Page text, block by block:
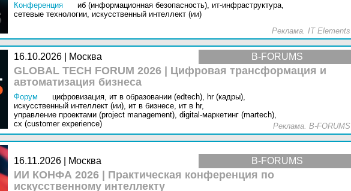
Конференция иб (информационная безопасность), ит-инфраструктура,
сетевые технологии, искусственный интеллект (ии)
Реклама. IT Elements
B-FORUMS
16.10.2026 | Москва
GLOBAL TECH FORUM 2026 | Цифровая трансформация и
автоматизация бизнеса
Форум цифровизация, ит в образовании (edtech), hr (кадры),
искусственный интеллект (ии), ит в бизнесе, ит в hr,
управление проектами (project management), digital-маркетинг (martech),
cx (customer experience)
Реклама. B-FORUMS
B-FORUMS
16.11.2026 | Москва
ИИ КОНФА 2026 | Практическая конференция по
искусственному интеллекту